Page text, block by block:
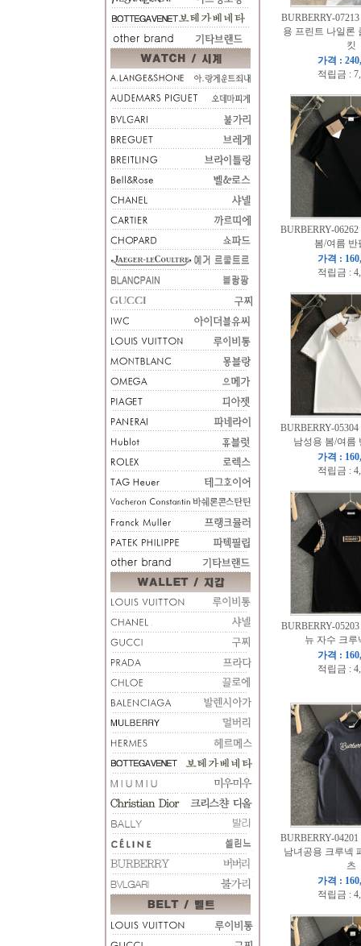
BURBERRY-
용 프린트 나일론
킷
가격 :
적립금 :
BURBERRY-
봄/여름 반
가격 :
적립금 :
BURBERRY-
남성용 봄/여름
가격 :
적립금 :
BURBERRY-
뉴 자수 크루
가격 :
적립금 :
BURBERRY-
남녀공용 크루넥
츠
가격 :
적립금 :